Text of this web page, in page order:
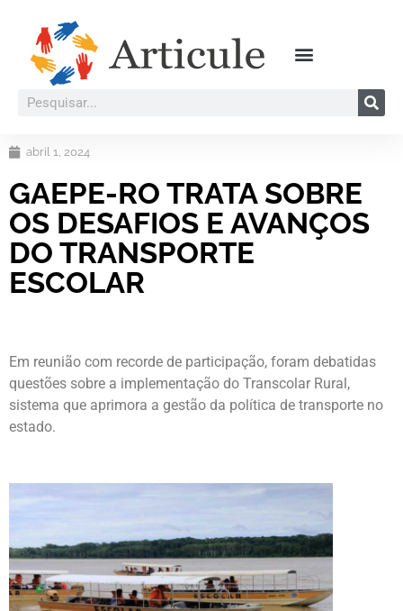
abril 1, 2024
GAEPE-RO TRATA SOBRE
OS DESAFIOS E AVANÇOS
DO TRANSPORTE
ESCOLAR
Em reunião com recorde de participação, foram debatidas
questões sobre a implementação do Transcolar Rural,
sistema que aprimora a gestão da política de transporte no
estado.